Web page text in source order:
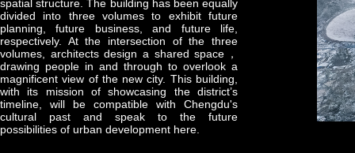
spatial structure. The building has been equally
divided into three volumes to exhibit future
planning, future business, and future life,
respectively. At the intersection of the three
volumes, architects design a shared space，
drawing people in and through to overlook a
magnificent view of the new city. This building,
with its mission of showcasing the district’s
timeline, will be compatible with Chengdu's
cultural past and speak to the future
possibilities of urban development here.